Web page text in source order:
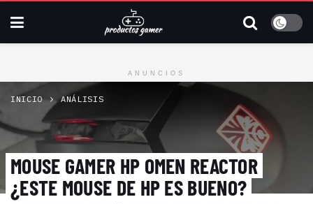
ANUNCIOS
INICIO ANÁLISIS
MOUSE GAMER HP OMEN REACTOR
¿ESTE MOUSE DE HP ES BUENO?